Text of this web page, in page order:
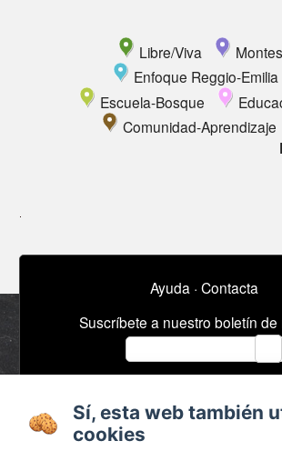
Libre/Viva
Enfoque Reggio-Emilia
Escuela-Bosque
Comunidad-Aprendizaje
Ayuda · Contacta
Suscríbete a nuestro boletín de
Acerca de
Términos y
Sí, esta web también
cookies